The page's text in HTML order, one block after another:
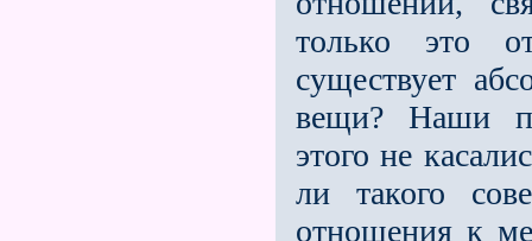
только это
существует
вещи? Наши
этого не
ли такого
отношения к